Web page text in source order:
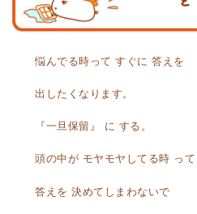
悩んでる時って すぐに 答えを
出したくなります。
『一旦保留』 に する。
頭の中が モヤモヤしてる時 って
答えを 決めてしまわないで